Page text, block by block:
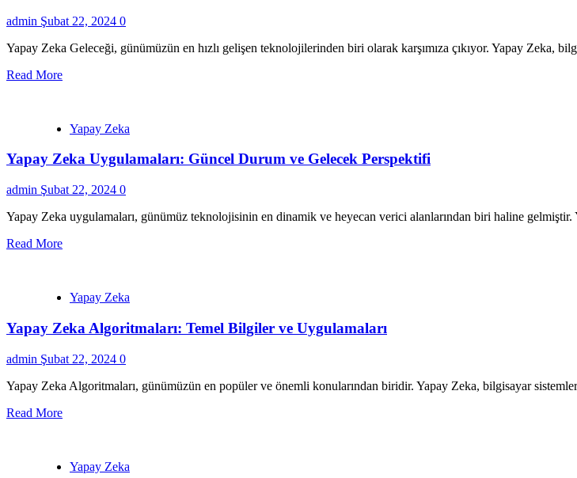
admin Şubat 22, 2024 0
Yapay Zeka Geleceği, günümüzün en hızlı gelişen teknolojilerinden biri olarak karşımıza çıkıyor. Yapay Zeka,
Read More
Yapay Zeka
Yapay Zeka Uygulamaları: Güncel Durum ve Gelecek Perspektifi
admin Şubat 22, 2024 0
Yapay Zeka uygulamaları, günümüz teknolojisinin en dinamik ve heyecan verici alanlarından biri haline
Read More
Yapay Zeka
Yapay Zeka Algoritmaları: Temel Bilgiler ve Uygulamaları
admin Şubat 22, 2024 0
Yapay Zeka Algoritmaları, günümüzün en popüler ve önemli konularından biridir. Yapay Zeka, bilgisayar
Read More
Yapay Zeka